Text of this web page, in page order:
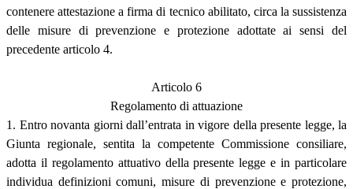
contenere attestazione a firma di tecnico abilitato, circa la sussistenza
delle misure di prevenzione e protezione adottate ai sensi del
precedente articolo 4.
Articolo 6
Regolamento di attuazione
1. Entro novanta giorni dall’entrata in vigore della presente legge, la
Giunta regionale, sentita la competente Commissione consiliare,
adotta il regolamento attuativo della presente legge e in particolare
individua definizioni comuni, misure di prevenzione e protezione,